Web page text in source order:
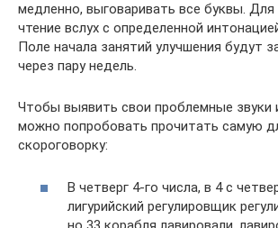
медленно, выговаривать все буквы.
чтение вслух с определенной
Поле начала занятий улучшения будут
через пару недель.
Чтобы выявить свои проблемные звуки
можно попробовать прочитать самую
скороговорку:
В четверг 4-го числа, в 4 с
лигурийский регулировщик